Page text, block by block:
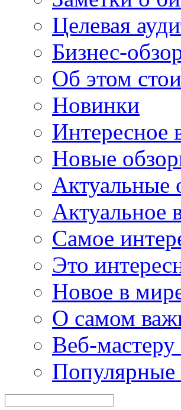
Целевая
Бизнес-
Об этом
Новинки
Интересное
Новые
Актуальные
Актуальное
Самое
Это
Новое в
О самом
Веб-мастеру
Популярные